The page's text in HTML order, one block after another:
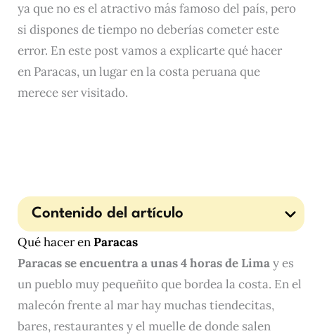
ya que no es el atractivo más famoso del país, pero
si dispones de tiempo no deberías cometer este
error. En este post vamos a explicarte qué hacer
en Paracas, un lugar en la costa peruana que
merece ser visitado.
Contenido del artículo
Qué hacer enParacas
Paracas se encuentra a unas 4 horas de Limay es
un pueblo muy pequeñito que bordea la costa. En el
malecón frente al mar hay muchas tiendecitas,
bares, restaurantes y el muelle de donde salen